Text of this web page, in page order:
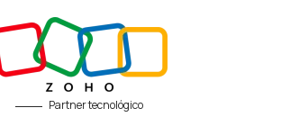
Partner tecnológico